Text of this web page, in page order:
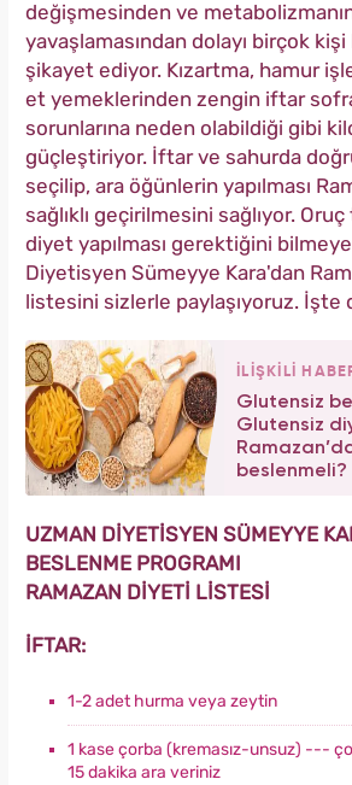
değişmesinden ve
yavaşlamasından dolayı birçok
şikayet ediyor. Kızartma, hamur
et yemeklerinden zengin iftar
sorunlarına neden olabildiği gibi
güçleştiriyor. İftar ve sahurda
seçilip, ara öğünlerin yapılması
sağlıklı geçirilmesini sağlıyor.
diyet yapılması gerektiğini
Diyetisyen Sümeyye Kara'dan
listesini sizlerle paylaşıyoruz. İşte
İLİŞKİLİ
Glutensiz
Glutensiz
beslenmeli?
UZMAN DİYETİSYEN SÜMEYYE
BESLENME PROGRAMI
RAMAZAN DİYETİ LİSTESİ
İFTAR:
1-2 adet hurma veya zeytin
1 kase çorba (kremasız-unsuz) ---
15 dakika ara veriniz